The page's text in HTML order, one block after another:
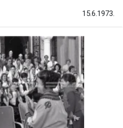
15.6.1973.